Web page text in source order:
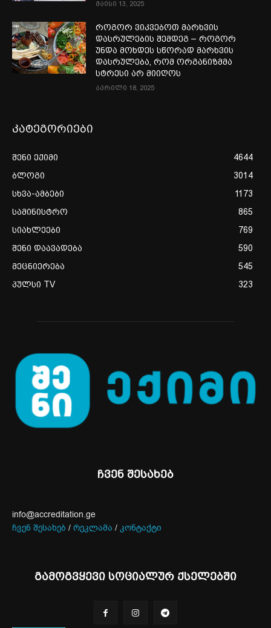
მაისი 13, 2025
როგორ ვიკვებოთ მარხვის
დასრულების შემდეგ – როგორ
უნდა მოხდეს სწორად მარხვის
დასრულება, რომ ორგანიზმმა
სტრესი არ მიიღოს
აპრილი 18, 2025
კატეგორიები
შენი ექიმი
4644
ბლოგი
3014
სხვა-ამბები
1173
სამინისტრო
865
სიახლეები
769
შენი დაავადება
590
მეცნიერება
545
პულსი TV
323
ჩვენ შესახებ
info@accreditation.ge
ჩვენ შესახებ / რეკლამა / კონტაქტი
გამოგვყევი სოციალურ ქსელებში